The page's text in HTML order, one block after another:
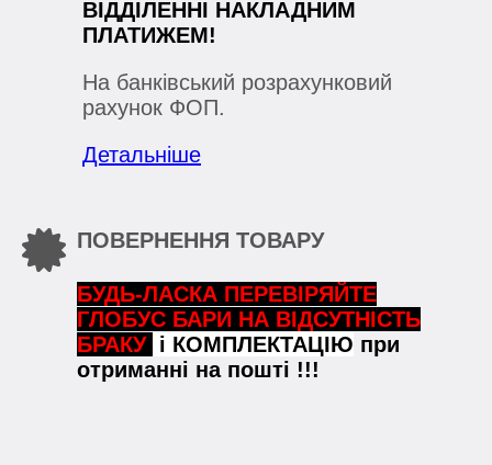
ВІДДІЛЕННІ НАКЛАДНИМ
ПЛАТИЖЕМ!
На банківський розрахунковий
рахунок ФОП.
Детальніше
ПОВЕРНЕННЯ ТОВАРУ
БУДЬ-ЛАСКА ПЕРЕВІРЯЙТЕ
ГЛОБУС БАРИ НА ВІДСУТНІСТЬ
БРАКУ і КОМПЛЕКТАЦІЮ при
отриманні на пошті !!!